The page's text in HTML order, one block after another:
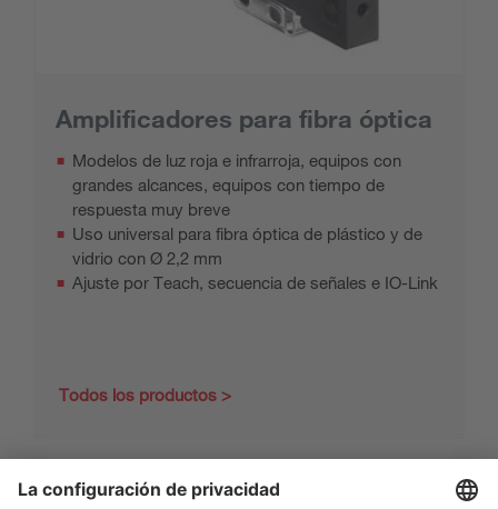
Amplificadores para fibra óptica
Modelos de luz roja e infrarroja, equipos con
grandes alcances, equipos con tiempo de
respuesta muy breve
Uso universal para fibra óptica de plástico y de
vidrio con Ø 2,2 mm
Ajuste por Teach, secuencia de señales e IO-Link
Todos los productos